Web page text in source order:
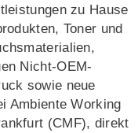
zu Hause
Toner und
Nicht-OEM-
sowie neue
Ambiente Working
(CMF), direkt